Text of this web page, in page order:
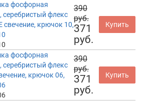
фосфорная
серебристый флекс
крючок 10,
390
руб.
371
руб.
Купить
фосфорная
серебристый флекс
крючок 06,
390
руб.
371
руб.
Купить